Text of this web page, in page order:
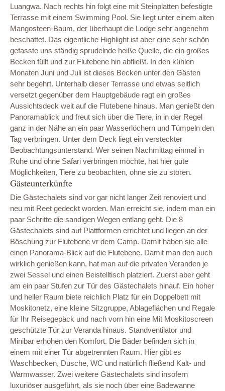
Luangwa. Nach rechts hin folgt eine mit Steinplatten befestigte
Terrasse mit einem Swimming Pool. Sie liegt unter einem alten
Mangosteen-Baum, der überhaupt die Lodge sehr angenehm
beschattet. Das eigentliche Highlight ist aber eine sehr schön
gefasste uns ständig sprudelnde heiße Quelle, die ein großes
Becken füllt und zur Flutebene hin abfließt. In den kühlen
Monaten Juni und Juli ist dieses Becken unter den Gästen
sehr begehrt. Unterhalb dieser Terrasse und etwas seitlich
versetzt gegenüber dem Hauptgebäude ragt ein großes
Aussichtsdeck weit auf die Flutebene hinaus. Man genießt den
Panoramablick und freut sich über die Tiere, in in der Regel
ganz in der Nähe an ein paar Wasserlöchern und Tümpeln den
Tag verbringen. Unter dem Deck liegt ein versteckter
Beobachtungsunterstand. Wer seinen Nachmittag einmal in
Ruhe und ohne Safari verbringen möchte, hat hier gute
Möglichkeiten, Tiere zu beobachten, ohne sie zu stören.
Gästeunterkünfte
Die Gästechalets sind vor gar nicht langer Zeit renoviert und
neu mit Reet gedeckt worden. Man erreicht sie, indem man ein
paar Schritte die sandigen Wegen entlang geht. Die 8
Gästechalets sind auf Plattformen errichtet und liegen an der
Böschung zur Flutebene vr dem Camp. Damit haben sie alle
einen Panorama-Blick auf die Flutebene. Damit man den auch
wirklich genießen kann, hat man auf die privaten Veranden je
zwei Sessel und einen Beistelltisch platziert. Zuerst aber geht
am ein paar Stufen zur Tür des Gästechalets hinauf. Ein hoher
und heller Raum biete reichlich Platz für ein Doppelbett mit
Moskitonetz, eine kleine Sitzgruppe, Ablageflächen und Regale
für Ihr Reisegepäck und nach vorn hin eine Mit Moskitoscreen
geschützte Tür zur Veranda hinaus. Standventilator und
Minibar erhöhen den Komfort. Die Bäder befinden sich in
einem mit einer Tür abgetrennten Raum. Hier gibt es
Waschbecken, Dusche, WC und natürlich fließend Kalt- und
Warmwasser. Zwei weitere Gästechalets sind insofern
luxuriöser ausgeführt, als sie noch über eine Badewanne